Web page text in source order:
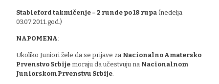
Stableford takmičenje – 2 runde po 18 rupa (nedelja
03.07.2011.god.)
NAPOMENA:
Ukoliko Juniori žele da se prijave za Nacionalno Amatersko
Prvenstvo Srbije moraju da učestvuju na Nacionalnom
Juniorskom Prvenstvu Srbije.